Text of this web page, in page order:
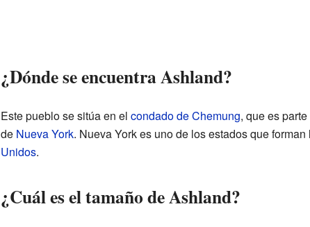
¿Dónde se encuentra Ashland?
Este pueblo se sitúa en el condado de Chemung, que es
de Nueva York. Nueva York es uno de los estados que forman
Unidos.
¿Cuál es el tamaño de Ashland?